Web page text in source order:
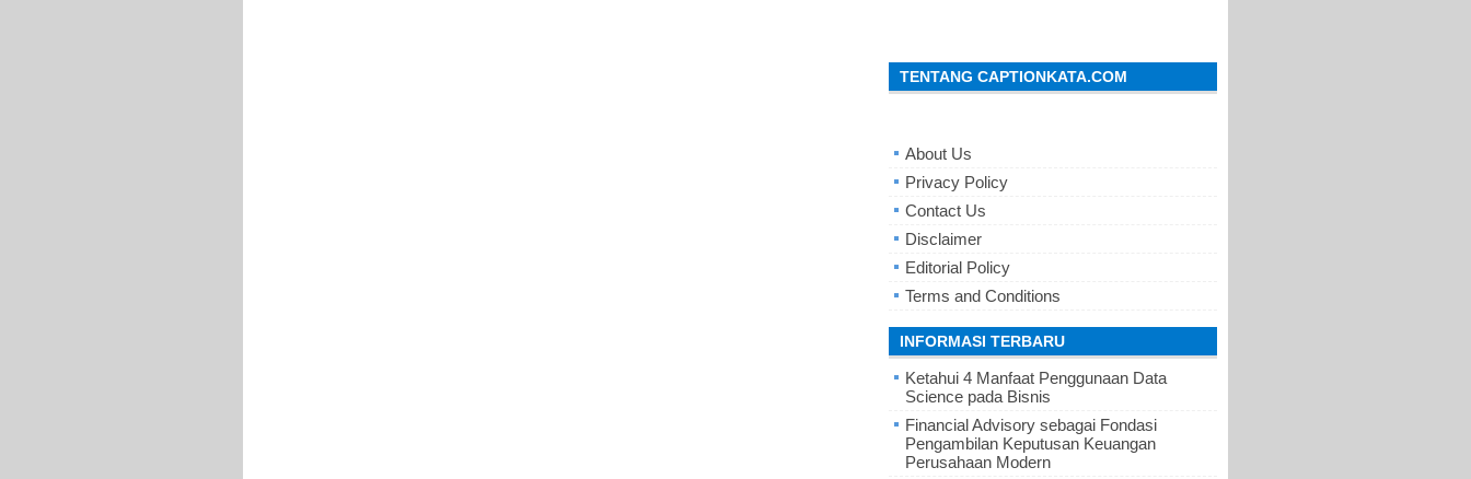
TENTANG CAPTIONKATA.COM
About Us
Privacy Policy
Contact Us
Disclaimer
Editorial Policy
Terms and Conditions
INFORMASI TERBARU
Ketahui 4 Manfaat Penggunaan Data
Science pada Bisnis
Financial Advisory sebagai Fondasi
Pengambilan Keputusan Keuangan
Perusahaan Modern